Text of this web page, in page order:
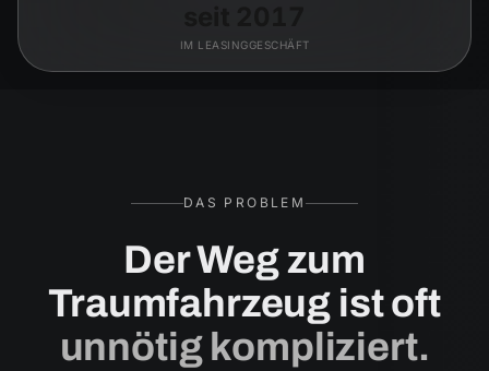
IM LEASINGGESCHÄFT
DAS PROBLEM
Der Weg zum
Traumfahrzeug ist oft
unnötig kompliziert.